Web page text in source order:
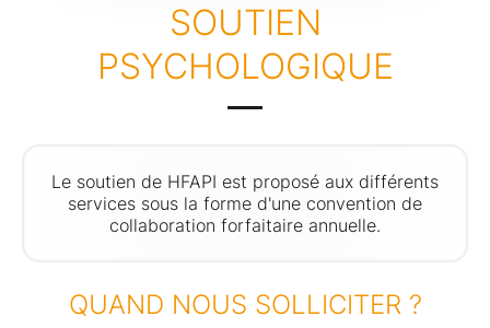
SOUTIEN
PSYCHOLOGIQUE
Le soutien de HFAPI est proposé aux différents
services sous la forme d'une convention de
collaboration forfaitaire annuelle.
QUAND NOUS SOLLICITER ?